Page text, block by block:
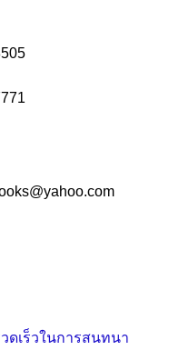
@yahoo.com
ดเร็วในการสนทนา